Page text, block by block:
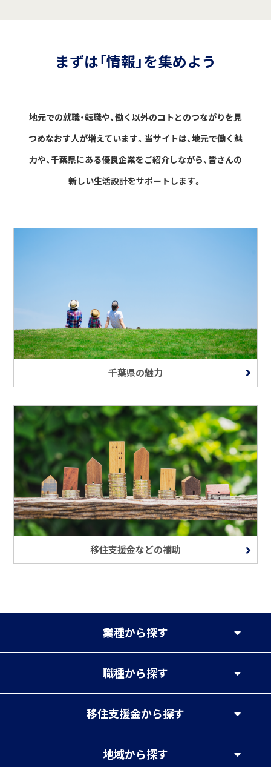
まずは「情報」を集めよう
地元での就職・転職や、働く以外のコトとのつながりを見
つめなおす人が増えています。 当サイトは、地元で働く魅
力や、千葉県にある優良企業をご紹介しながら、皆さんの
新しい生活設計をサポートします。
千葉県の魅力
移住支援金などの補助
業種から探す
職種から探す
移住支援金から探す
地域から探す